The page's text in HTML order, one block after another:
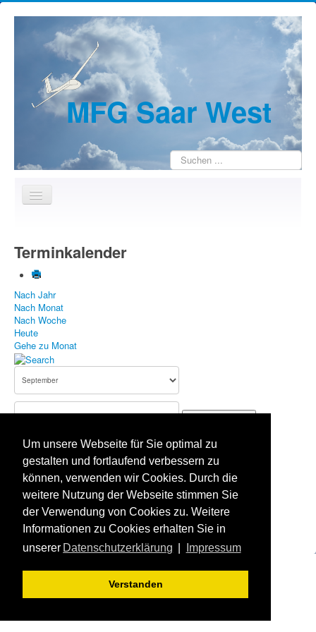
Um unsere Webseite für Sie optimal zu
gestalten und fortlaufend verbessern zu
können, verwenden wir Cookies. Durch die
weitere Nutzung der Webseite stimmen Sie
der Verwendung von Cookies zu. Weitere
Informationen zu Cookies erhalten Sie in
unserer Datenschutzerklärung Impressum
Verstanden
MFG Saar West
Suchen
...
Wir über uns
Jugendarbeit
Kontakte
Bildergallerie
Aufnahmeantrag
Terminkalender
Datenschutz
Haftungsausschluss
Terminkalender
Nach Jahr
Nach Monat
Nach Woche
Heute
Gehe zu Monat
Vorheriger Tag
Montag, 15. September 2025
Folgetag
Es wurden keine Events gefunden
Aktuelle Seite: Startseite Terminkalender